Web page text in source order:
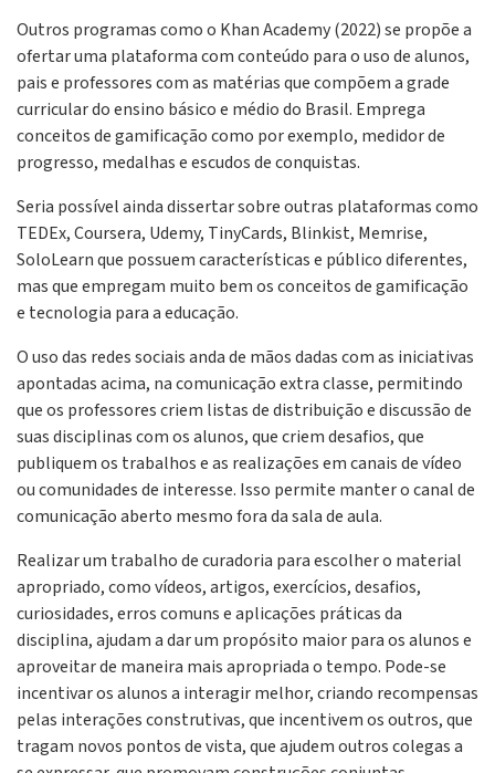
Outros programas como o Khan Academy (2022) se propõe a
ofertar uma plataforma com conteúdo para o uso de alunos,
pais e professores com as matérias que compõem a grade
curricular do ensino básico e médio do Brasil. Emprega
conceitos de gamificação como por exemplo, medidor de
progresso, medalhas e escudos de conquistas.
Seria possível ainda dissertar sobre outras plataformas como
TEDEx, Coursera, Udemy, TinyCards, Blinkist, Memrise,
SoloLearn que possuem características e público diferentes,
mas que empregam muito bem os conceitos de gamificação
e tecnologia para a educação.
O uso das redes sociais anda de mãos dadas com as iniciativas
apontadas acima, na comunicação extra classe, permitindo
que os professores criem listas de distribuição e discussão de
suas disciplinas com os alunos, que criem desafios, que
publiquem os trabalhos e as realizações em canais de vídeo
ou comunidades de interesse. Isso permite manter o canal de
comunicação aberto mesmo fora da sala de aula.
Realizar um trabalho de curadoria para escolher o material
apropriado, como vídeos, artigos, exercícios, desafios,
curiosidades, erros comuns e aplicações práticas da
disciplina, ajudam a dar um propósito maior para os alunos e
aproveitar de maneira mais apropriada o tempo. Pode-se
incentivar os alunos a interagir melhor, criando recompensas
pelas interações construtivas, que incentivem os outros, que
tragam novos pontos de vista, que ajudem outros colegas a